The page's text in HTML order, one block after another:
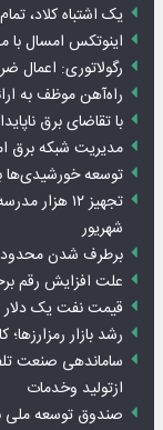
یک اشتباه کلاد،
اینوتکس امسال با
رگولاتوری: اعمال ضریب ۲.۷ برای اینترنت
راه‌آهن موظف به
با تقاضای برق
مدیریت شبکه برق
توسعه خورشیدی‌ها
شهریور
برطرف شدن
علت افزایش رقم
قیمت نفت یک دلار
رشد بازار
ساماندهی صنعت
ازتولید وخدمات
صندوق توسعه ملی